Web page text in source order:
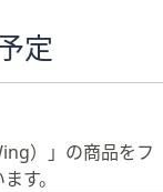
定
）」の商品をフ
す。